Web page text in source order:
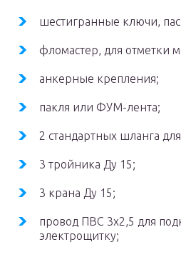
шестигранные ключи,
фломастер, для отметки
анкерные крепления;
пакля или ФУМ-лента;
2 стандартных шланга
3 тройника Ду 15;
3 крана Ду 15;
провод ПВС 3х2,5 для
электрощитку;